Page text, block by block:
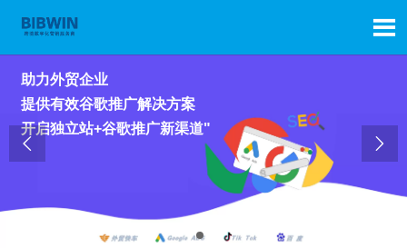

助力外贸企业
提供有效谷歌推广解决方案
开启独立站+谷歌推广新渠道"
 